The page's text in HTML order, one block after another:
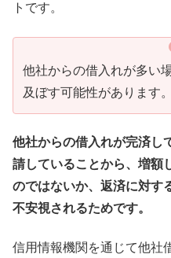
トです。
他社からの借入れが多い
及ぼす可能性があります。
他社からの借入れが完済し
請していることから、増額
のではないか、返済に対す
不安視されるためです。
信用情報機関を通じて他社